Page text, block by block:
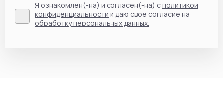
Я ознакомлен(-на) и согласен(-на) сполитикой
конфиденциальности и даю своё согласие на
обработку персональных данных.